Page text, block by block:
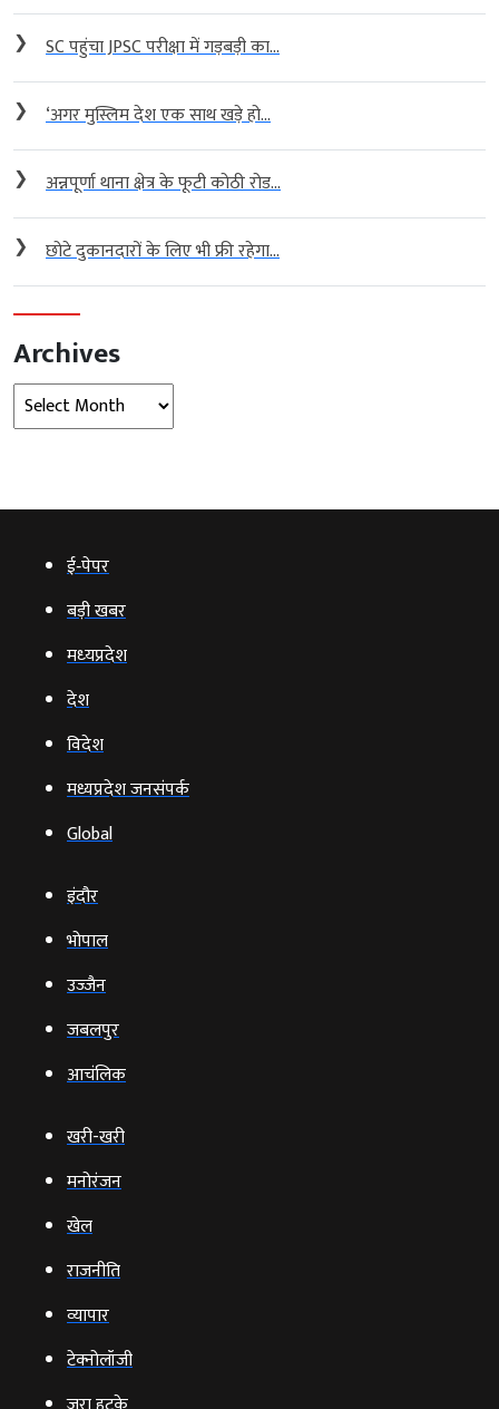
❯ SC पहुंचा JPSC परीक्षा में गड़बड़ी का...
❯ ‘अगर मुस्लिम देश एक साथ खड़े हो...
❯ अन्नपूर्णा थाना क्षेत्र के फूटी कोठी रोड...
❯ छोटे दुकानदारों के लिए भी फ्री रहेगा...
Archives
Archives
ई‑पेपर
बड़ी खबर
मध्‍यप्रदेश
देश
विदेश
मध्यप्रदेश जनसंपर्क
Global
इंदौर
भोपाल
उज्‍जैन
जबलपुर
आचंलिक
खरी-खरी
मनोरंजन
खेल
राजनीति
व्‍यापार
टेक्‍नोलॉजी